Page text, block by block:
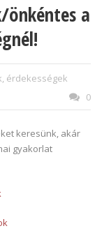
önkéntes a
érdekességek
0
keresünk, akár
gyakorlat